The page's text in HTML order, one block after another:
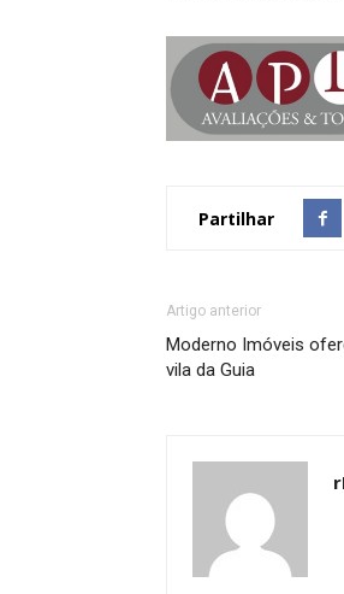
Partilhar
Artigo anterior
Moderno Imóveis
vila da Guia